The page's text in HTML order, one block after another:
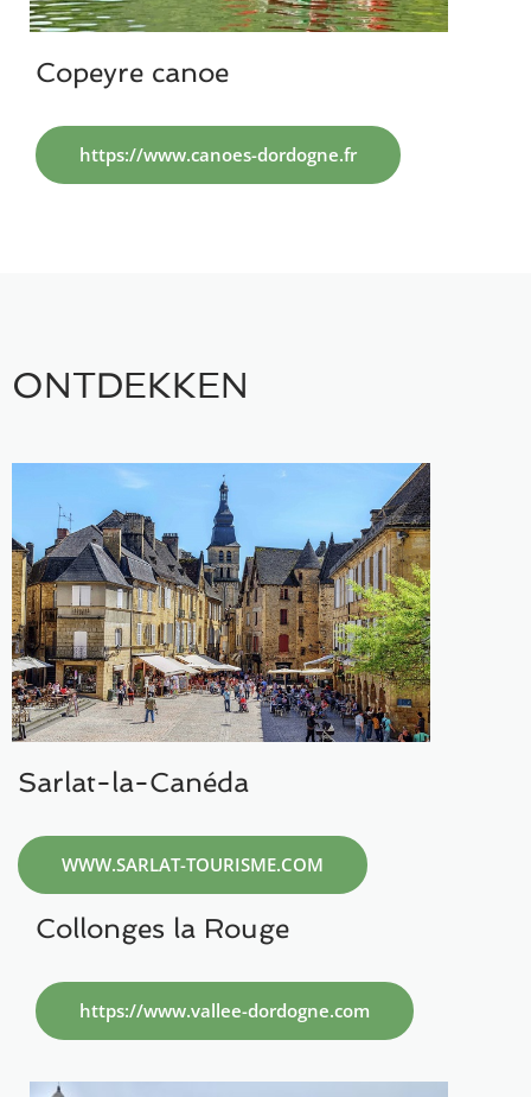
Copeyre canoe
https://www.canoes-dordogne.fr
ONTDEKKEN
Sarlat-la-Canéda
WWW.SARLAT-TOURISME.COM
Collonges la Rouge
https://www.vallee-dordogne.com